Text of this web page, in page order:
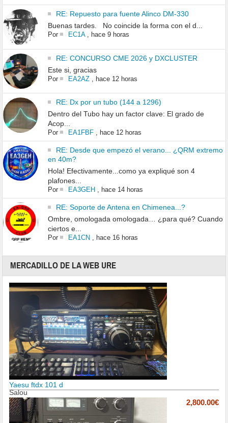
RE: Repuesto para fuente Alinco DM-330
Buenas tardes. No coincide la forma con el d...
Por EC1A, hace 9 horas
RE: CONCURSO CME 2026 y DXCLUSTER
Este si, gracias
Por EA2AZ, hace 12 horas
RE: Dx por un tubo (144 a 1296)
Dentro del Tubo hay un factor clave: El grado de
Acop...
Por EA1FBF, hace 12 horas
RE: Desde que empezó el verano... ¿QRM extremo
en 40m?
Hola! Efectivamente...como ya expliqué son 4
plafones...
Por EA3GEH , hace 14 horas
RE: Soporte de Antena en Chimenea...?
Ombre, omologada omologada… ¿para qué? Cuando
ciertos e...
Por EA1CN , hace 16 horas
MERCADILLO DE LA WEB URE
Yaesu ftdx 101 d
Salou
2,800.00€